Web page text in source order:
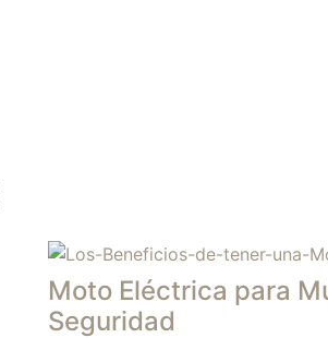
Moto Eléctrica para
Seguridad